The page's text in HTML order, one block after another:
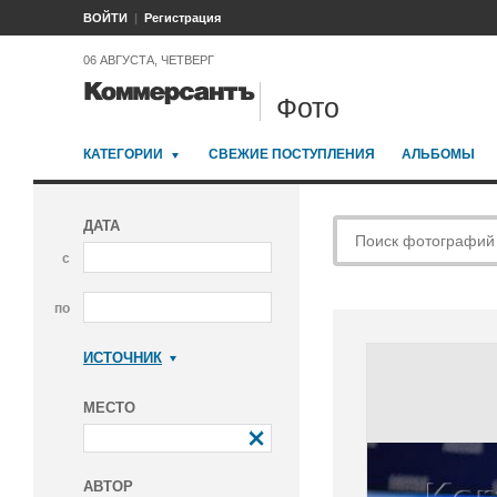
ВОЙТИ Регистрация
06 АВГУСТА, ЧЕТВЕРГ
Фото
КАТЕГОРИИ СВЕЖИЕ ПОСТУПЛЕНИЯ АЛЬБОМЫ
ДАТА
с
по
ИСТОЧНИК
МЕСТО
АВТОР